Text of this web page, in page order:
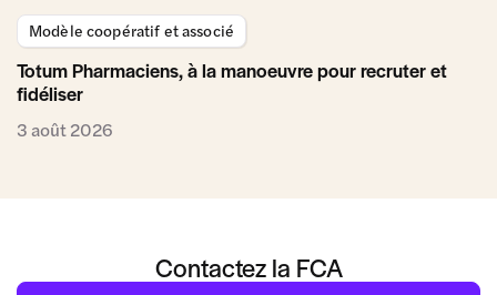
Modèle coopératif et associé
Totum Pharmaciens, à la manoeuvre pour recruter et
fidéliser
3 août 2026
Contactez la FCA